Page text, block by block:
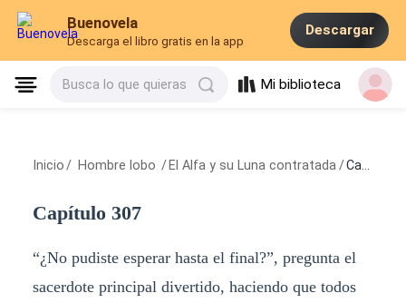
Buenovela
Descarga el libro gratis en la app
Descargar
Busca lo que quieras Mi biblioteca
Inicio / Hombre lobo / El Alfa y su Luna contratada /Capítulo 307
Capítulo 307
“¿No pudiste esperar hasta el final?”, pregunta el
sacerdote principal divertido, haciendo que todos